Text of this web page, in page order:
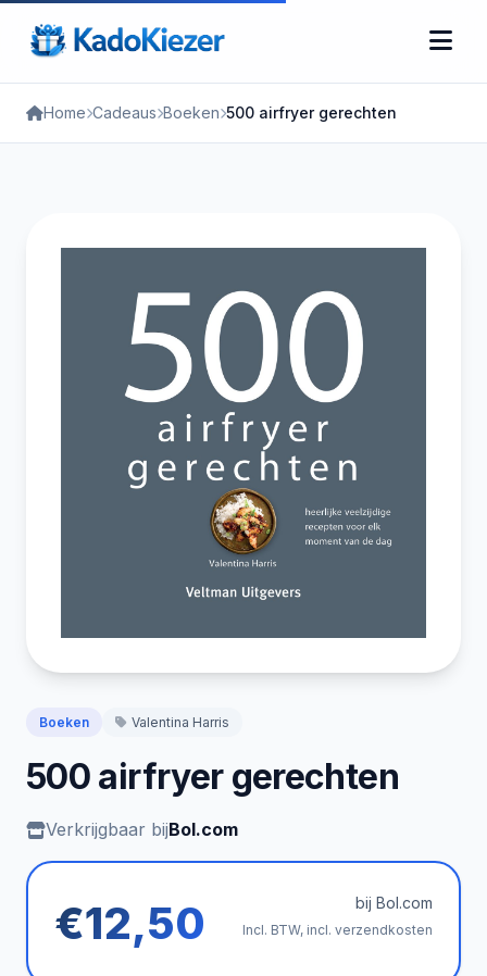
Home Cadeaus Boeken 500 airfryer gerechten
Boeken Valentina Harris
500 airfryer gerechten
Verkrijgbaar bijBol.com
€12,50 bij Bol.com
Incl. BTW, incl. verzendkosten